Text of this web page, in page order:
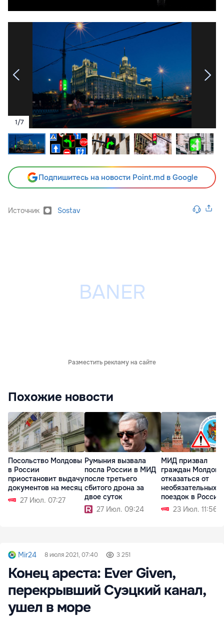
1/7
Подпишитесь на новости Point.md в Google
Источник Sostav
Разместить рекламу на сайте
Похожие новости
Посольство Молдовы
в России
приостановит выдачу
документов на месяц
27 Июл. 07:27
Румыния вызвала
посла России в МИД
после третьего
сбитого дрона за
двое суток
27 Июл. 09:24
МИД призвал
граждан Молдовы
отказаться от
необязательных
поездок в Россию
23 Июл. 11:56
Mir24 8 июля 2021, 07:40 3 251
Конец ареста: Ever Given,
перекрывший Суэцкий канал,
ушел в море